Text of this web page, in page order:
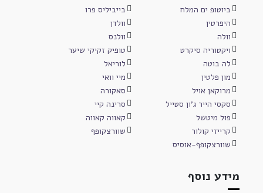
ביוטופ ים המלח
בייביליס פרו
היפרטין
וולדן
וולה
וולנס
ויקטוריה סיקרט
טופיק זקיקי שיער
לה בוטה
לוריאל
מון פלטין
מיי וואי
מרוקאן אויל
סאקורה
סקסי הייר ג'ון סטייל
סרינה קיי
פול מיטשל
קאווה קאווה
קרייזי קולור
שוורצקופף
שוורצקופף-אוסיס
מידע נוסף